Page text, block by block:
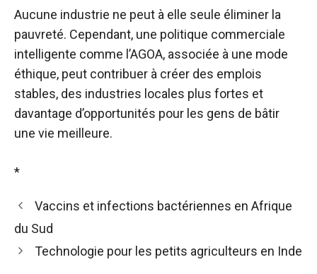
Aucune industrie ne peut à elle seule éliminer la
pauvreté. Cependant, une politique commerciale
intelligente comme l’AGOA, associée à une mode
éthique, peut contribuer à créer des emplois
stables, des industries locales plus fortes et
davantage d’opportunités pour les gens de bâtir
une vie meilleure.
*
Vaccins et infections bactériennes en Afrique
du Sud
Technologie pour les petits agriculteurs en Inde